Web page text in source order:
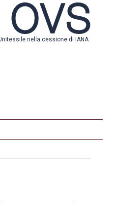
nella cessione di IANA